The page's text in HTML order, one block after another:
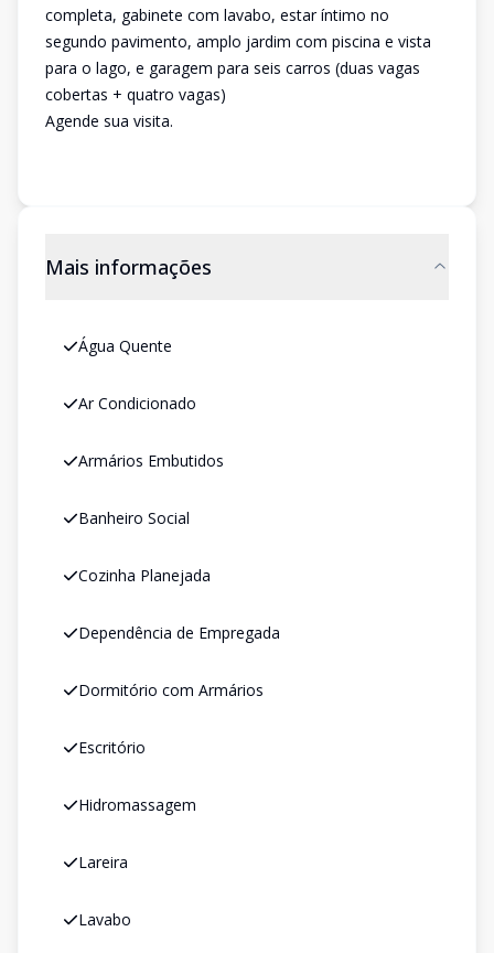
completa, gabinete com lavabo, estar íntimo no
segundo pavimento, amplo jardim com piscina e vista
para o lago, e garagem para seis carros (duas vagas
cobertas + quatro vagas)
Agende sua visita.
Mais informações
Água Quente
Ar Condicionado
Armários Embutidos
Banheiro Social
Cozinha Planejada
Dependência de Empregada
Dormitório com Armários
Escritório
Hidromassagem
Lareira
Lavabo